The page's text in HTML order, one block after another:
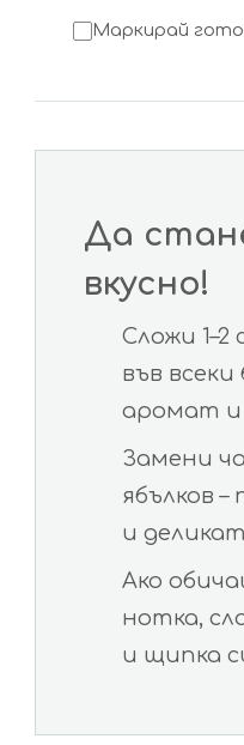
Маркирай
Да
вкусно!
Сложи 1–2
във всеки
аромат и
Замени
ябълков
и
Ако
нотка,
и щипка